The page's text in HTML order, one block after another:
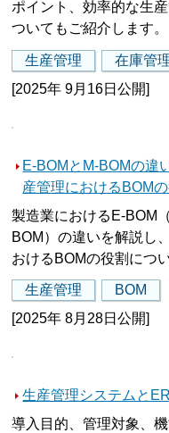
ポイント、効率的な生
ついてもご紹介します。
生産管理 在庫管
[2025年 9月16日公開]
E-BOMとM-BOMの違
産管理におけるBOM
製造業におけるE-BOM
BOM）の違いを解説し
おけるBOMの役割につ
生産管理
BOM
[2025年 8月28日公開]
生産管理システムと
導入目的、管理対象、